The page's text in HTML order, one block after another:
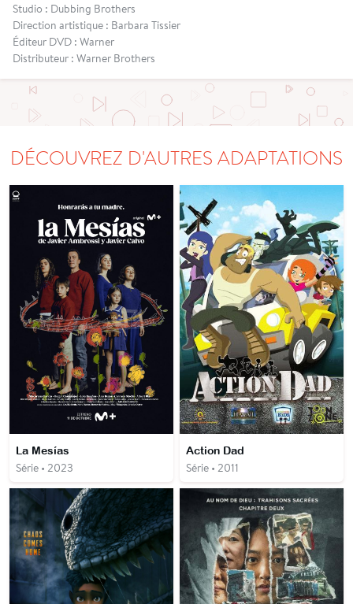
Studio : Dubbing Brothers
Direction artistique : Barbara Tissier
Éditeur DVD : Warner
Distributeur : Warner Brothers
DÉCOUVREZ D'AUTRES ADAPTATIONS
La Mesías
Série • 2023
Action Dad
Série • 2011